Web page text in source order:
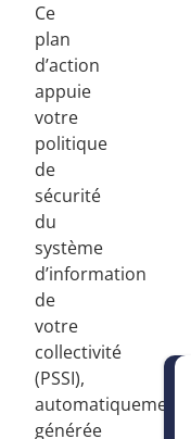
Ce
plan
d’action
appuie
votre
politique
de
sécurité
du
système
d’information
de
votre
collectivité
(PSSI),
automatiquement
générée